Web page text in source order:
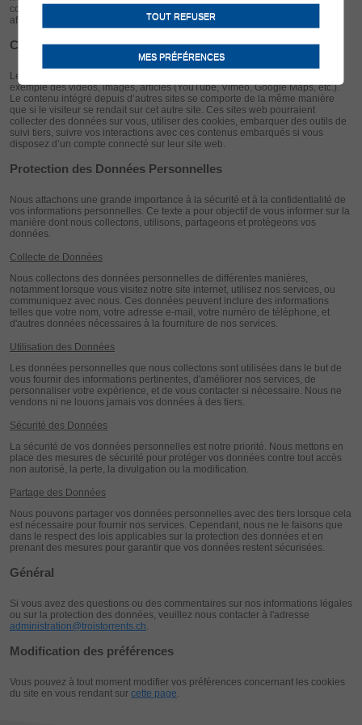
connexion avec des sites tiers ou de leur consultation est exclusivement
affaire de l'utilisateur.
Contenu embarqué depuis d’autres sites
Les articles de ce site peuvent inclure des contenus intégrés comme par
exemple des vidéos, images, articles (YouTube, Vimeo, Google Maps, etc.).
Le contenu intégré depuis d’autres sites se comporte de la même manière
que si le visiteur se rendait sur cet autre site. Ces sites web pourraient
collecter des données sur vous, utiliser des cookies, embarquer des outils de
suivi tiers, suivre vos interactions avec ces contenus embarqués si vous
disposez d’un compte connecté sur leur site web.
Protection des Données Personnelles
Nous attachons une grande importance à la sécurité et à la confidentialité de
vos informations personnelles. Ce texte a pour objectif de vous informer sur la
manière dont nous collectons, utilisons, partageons et protégeons vos
données.
Collecte de Données
Nous collectons des données personnelles de différentes manières,
notamment lorsque vous visitez notre site internet, utilisez nos services, ou
communiquez avec nous. Ces données peuvent inclure des informations
telles que votre nom, votre adresse e-mail, votre numéro de téléphone, et
d'autres données nécessaires à la fourniture de nos services.
Utilisation des Données
Les données personnelles que nous collectons sont utilisées dans le but de
vous fournir des informations pertinentes, d'améliorer nos services, de
personnaliser votre expérience, et de vous contacter si nécessaire. Nous ne
vendons ni ne louons jamais vos données à des tiers.
Sécurité des Données
La sécurité de vos données personnelles est notre priorité. Nous mettons en
place des mesures de sécurité pour protéger vos données contre tout accès
non autorisé, la perte, la divulgation ou la modification.
Partage des Données
Nous pouvons partager vos données personnelles avec des tiers lorsque cela
est nécessaire pour fournir nos services. Cependant, nous ne le faisons que
dans le respect des lois applicables sur la protection des données et en
prenant des mesures pour garantir que vos données restent sécurisées.
Général
Si vous avez des questions ou des commentaires sur nos informations légales
ou sur la protection des données, veuillez nous contacter à l'adresse
administration@troistorrents.ch.
Modification des préférences
Vous pouvez à tout moment modifier vos préférences concernant les cookies
du site en vous rendant sur cette page.
TOUT REFUSER
MES PRÉFÉRENCES